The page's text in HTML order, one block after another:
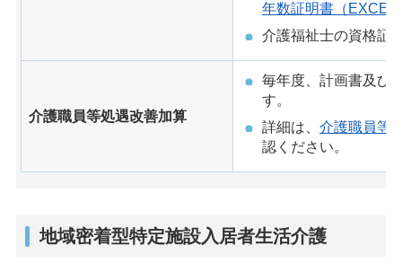
年数証明書（EXCEL
介護福祉士の資格証
介護職員等処遇改善加算
毎年度、計画書及び
す。
詳細は、 介護職員等
認ください。
地域密着型特定施設入居者生活介護